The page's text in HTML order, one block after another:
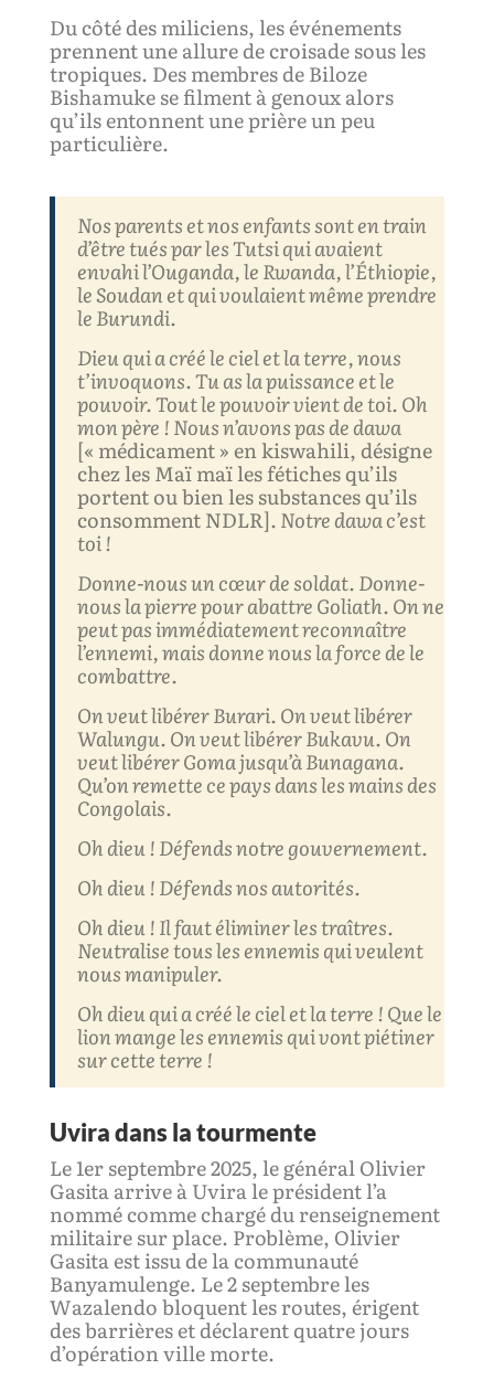
Du côté des miliciens, les événements
prennent une allure de croisade sous les
tropiques. Des membres de Biloze
Bishamuke se filment à genoux alors
qu’ils entonnent une prière un peu
particulière.
Nos parents et nos enfants sont en train
d’être tués par les Tutsi qui avaient
envahi l’Ouganda, le Rwanda, l’Éthiopie,
le Soudan et qui voulaient même prendre
le Burundi.
Dieu qui a crééle ciel et la terre, nous
t’invoquons. Tu as lapuissance et le
pouvoir. Toutle pouvoir vient de toi. Oh
mon père ! Nous n’avons pas de dawa
[« médicament » en kiswahili, désigne
chez les Maï maï les fétiches qu’ils
portent ou bien les substances qu’ils
consomment NDLR].Notre dawa c’est
toi !
Donne-nous un cœur de soldat. Donne-
nous la pierre pour abattre Goliath. On ne
peut pasimmédiatementreconnaître
l’ennemi, mais donne nous la force de le
combattre.
On veut libérer Burari. On veut libérer
Walungu. On veut libérer Bukavu. On
veut libérer Goma jusqu’à Bunagana.
Qu’on remette ce pays dans les mains des
Congolais.
Oh dieu ! Défends notre gouvernement.
Oh dieu ! Défends nos autorités.
Oh dieu ! Il faut éliminer les traîtres.
Neutralise tous les ennemis qui veulent
nous manipuler.
Oh dieu qui a créé le ciel et la terre ! Que le
lion mange les ennemis qui vont piétiner
sur cette terre !
Uvira dans la tourmente
Le 1er septembre 2025, le général Olivier
Gasita arrive à Uvira le président l’a
nommé comme chargé du renseignement
militaire sur place. Problème, Olivier
Gasita est issu de la communauté
Banyamulenge. Le 2 septembre les
Wazalendo bloquent les routes, érigent
des barrières et déclarent quatre jours
d’opération ville morte.